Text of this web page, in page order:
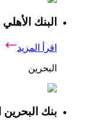
البنك
اقرأ المزيد
البحرين
بنك